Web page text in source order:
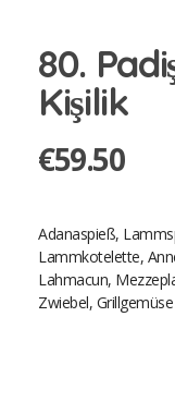
80.
Kişilik
€59.50
Adanaspieß,
Lammkotelette,
Lahmacun,
Zwiebel,